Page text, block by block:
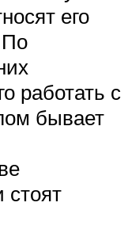
его
работать с
бывает
стоят